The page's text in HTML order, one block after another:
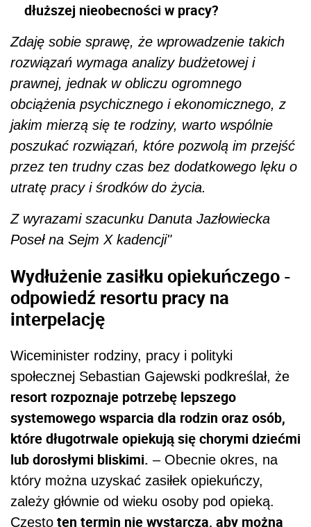
dłuższej nieobecności w pracy?
Zdaję sobie sprawę, że wprowadzenie takich
rozwiązań wymaga analizy budżetowej i
prawnej, jednak w obliczu ogromnego
obciążenia psychicznego i ekonomicznego, z
jakim mierzą się te rodziny, warto wspólnie
poszukać rozwiązań, które pozwolą im przejść
przez ten trudny czas bez dodatkowego lęku o
utratę pracy i środków do życia.
Z wyrazami szacunku Danuta Jazłowiecka
Poseł na Sejm X kadencji"
Wydłużenie zasiłku opiekuńczego -
odpowiedź resortu pracy na
interpelację
Wiceminister rodziny, pracy i polityki
społecznej Sebastian Gajewski podkreślał, że
resort rozpoznaje potrzebę lepszego
systemowego wsparcia dla rodzin oraz osób,
które długotrwale opiekują się chorymi dziećmi
lub dorosłymi bliskimi. – Obecnie okres, na
który można uzyskać zasiłek opiekuńczy,
zależy głównie od wieku osoby pod opieką.
Często ten termin nie wystarcza, aby można